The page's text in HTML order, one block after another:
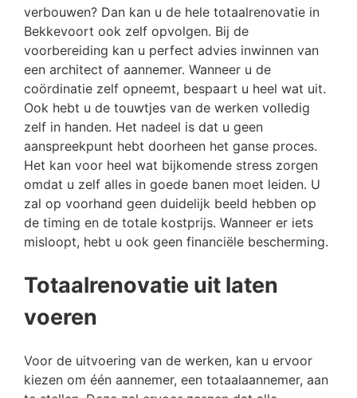
verbouwen? Dan kan u de hele totaalrenovatie in
Bekkevoort ook zelf opvolgen. Bij de
voorbereiding kan u perfect advies inwinnen van
een architect of aannemer. Wanneer u de
coördinatie zelf opneemt, bespaart u heel wat uit.
Ook hebt u de touwtjes van de werken volledig
zelf in handen. Het nadeel is dat u geen
aanspreekpunt hebt doorheen het ganse proces.
Het kan voor heel wat bijkomende stress zorgen
omdat u zelf alles in goede banen moet leiden. U
zal op voorhand geen duidelijk beeld hebben op
de timing en de totale kostprijs. Wanneer er iets
misloopt, hebt u ook geen financiële bescherming.
Totaalrenovatie uit laten
voeren
Voor de uitvoering van de werken, kan u ervoor
kiezen om één aannemer, een totaalaannemer, aan